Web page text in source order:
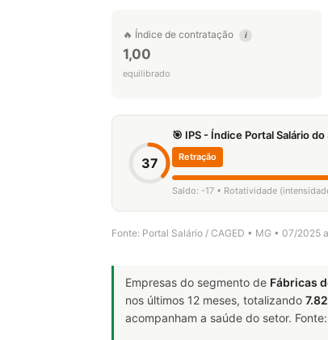
🔥 Índice de contratação i
1,00
equilibrado
37
🎯 IPS - Índice Portal Salário
Retração
Saldo: -17 • Rotatividade
Fonte: Portal Salário / CAGED • MG • 07/2025
Empresas do segmento de Fábricas
nos últimos 12 meses, totalizando
acompanham a saúde do setor. Fonte: